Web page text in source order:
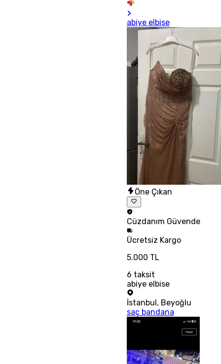
abiye elbise
Öne Çıkan
Cüzdanım Güvende
Ücretsiz Kargo
5.000 TL
6 taksit
abiye elbise
İstanbul , Beyoğlu
saç bandana